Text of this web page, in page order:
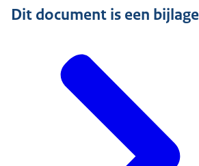
Dit document is een